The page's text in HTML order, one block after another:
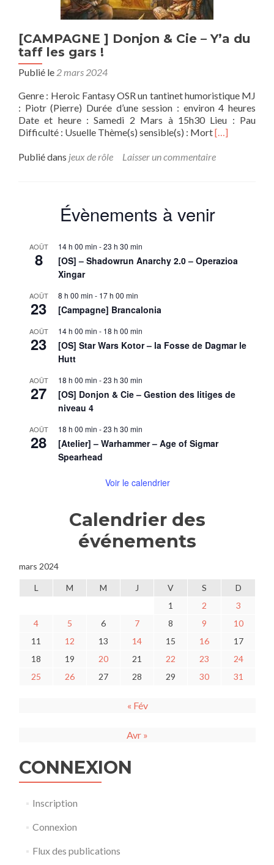
[CAMPAGNE ] Donjon & Cie – Y’a du
taff les gars !
Publié le 2 mars 2024
Genre : Heroic Fantasy OSR un tantinet humoristique MJ
: Piotr (Pierre) Durée d’une session : environ 4 heures
Date et heure : Samedi 2 Mars à 15h30 Lieu : Pau
Difficulté : Usuelle Thème(s) sensible(s) : MortEn
plus
Cie
taff
[…]
Publié dans jeux de rôle Laisser un commentaire
Évènements à venir
AOÛT
8
14 h 00 min -23 h 30 min
[OS] – Shadowrun Anarchy 2.0 – Operazioa
Xingar
AOÛT
23
8 h 00 min - 17 h 00 min
[Campagne] Brancalonia
AOÛT
23
14 h 00 min - 18 h 00 min
[OS] Star Wars Kotor – la Fosse de Dagmar le
Hutt
AOÛT
27
18 h 00 min -23 h 30 min
[OS] Donjon & Cie – Gestion des litiges de
niveau 4
AOÛT
28
18 h 00 min -23 h 30 min
[Atelier] – Warhammer – Age of Sigmar
Spearhead
Voir le calendrier
Calendrier des
événements
mars 2024
L M M J V S
D
1
2
3
4
5 6 7 8 9
10
11
12 13 14 15 16
17
18
19 20 21 22 23
24
25
26 27 28 29 30 31
« Fév
Avr »
CONNEXION
Inscription
Connexion
Flux des publications